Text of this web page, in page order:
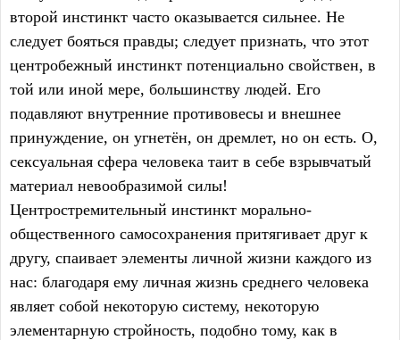
второй инстинкт часто оказывается сильнее. Не
следует бояться правды; следует признать, что этот
центробежный инстинкт потенциально свойствен, в
той или иной мере, большинству людей. Его
подавляют внутренние противовесы и внешнее
принуждение, он угнетён, он дремлет, но он есть. О,
сексуальная сфера человека таит в себе взрывчатый
материал невообразимой силы!
Центростремительный инстинкт морально-
общественного самосохранения притягивает друг к
другу, спаивает элементы личной жизни каждого из
нас: благодаря ему личная жизнь среднего человека
являет собой некоторую систему, некоторую
элементарную стройность, подобно тому, как в